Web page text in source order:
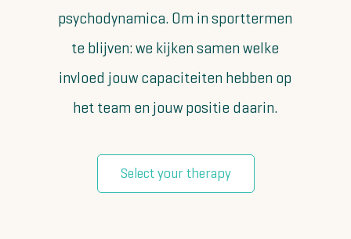
psychodynamica. Om in sporttermen
te blijven: we kijken samen welke
invloed jouw capaciteiten hebben op
het team en jouw positie daarin.
Select your therapy